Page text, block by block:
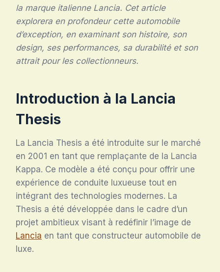
la marque italienne Lancia. Cet article
explorera en profondeur cette automobile
d’exception, en examinant son histoire, son
design, ses performances, sa durabilité et son
attrait pour les collectionneurs.
Introduction à la Lancia
Thesis
La Lancia Thesis a été introduite sur le marché
en 2001 en tant que remplaçante de la Lancia
Kappa. Ce modèle a été conçu pour offrir une
expérience de conduite luxueuse tout en
intégrant des technologies modernes. La
Thesis a été développée dans le cadre d’un
projet ambitieux visant à redéfinir l’image de
Lancia en tant que constructeur automobile de
luxe.